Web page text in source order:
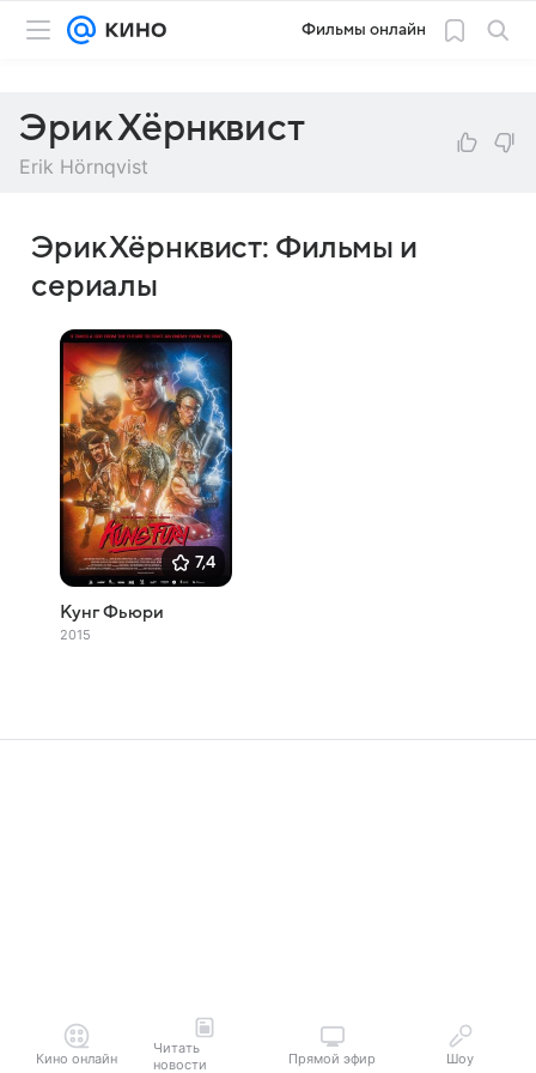
Фильмы онлайн
Эрик Хёрнквист
Erik Hörnqvist
Эрик Хёрнквист: Фильмы и
сериалы
7,4
Кунг Фьюри
2015
Кино онлайн
Читать
новости
Прямой эфир Шоу